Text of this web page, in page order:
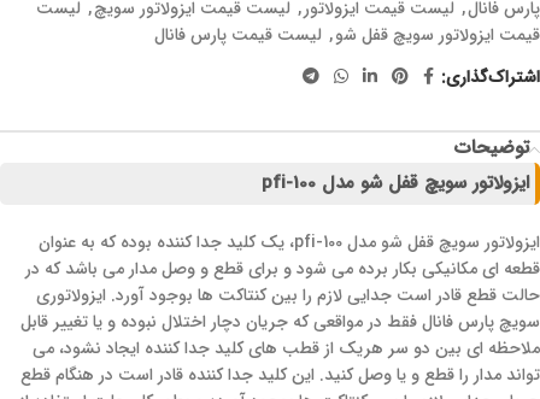
پارس فانال, لیست قیمت ایزولاتور, لیست قیمت ایزولاتور سویچ, لیست
قیمت ایزولاتور سویچ قفل شو, لیست قیمت پارس فانال
اشتراک‌گذاری:
توضیحات
ایزولاتور سویچ قفل شو مدل pfi-100
ایزولاتور سویچ قفل شو مدل pfi-100، یک کلید جدا کننده بوده که به عنوان
قطعه ای مکانیکی بکار برده می شود و برای قطع و وصل مدار می باشد که در
حالت قطع قادر است جدایی لازم را بین کنتاکت ها بوجود آورد. ایزولاتوری
سویچ پارس فانال فقط در مواقعی که جریان دچار اختلال نبوده و یا تغییر قابل
ملاحظه ای بین دو سر هریک از قطب های کلید جدا کننده ایجاد نشود، می
تواند مدار را قطع و یا وصل کنید‌. این کلید جدا کننده قادر است در هنگام قطع